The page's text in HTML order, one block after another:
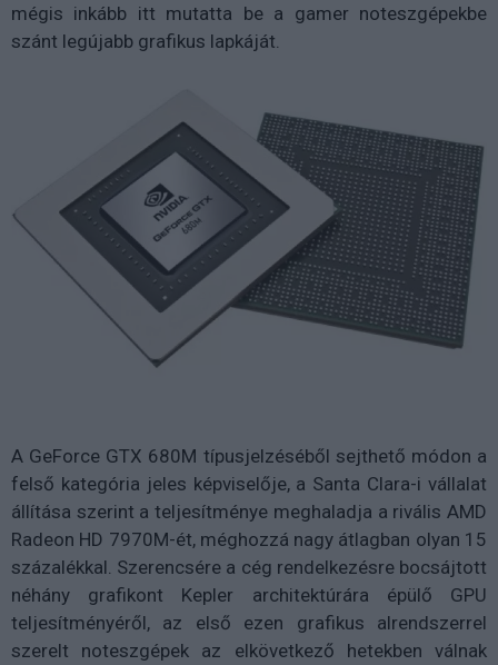
mégis inkább itt mutatta be a gamer noteszgépekbe
szánt legújabb grafikus lapkáját.
A GeForce GTX 680M típusjelzéséből sejthető módon a
felső kategória jeles képviselője, a Santa Clara-i vállalat
állítása szerint a teljesítménye meghaladja a rivális AMD
Radeon HD 7970M-ét, méghozzá nagy átlagban olyan 15
százalékkal. Szerencsére a cég rendelkezésre bocsájtott
néhány grafikont Kepler architektúrára épülő GPU
teljesítményéről, az első ezen grafikus alrendszerrel
szerelt noteszgépek az elkövetkező hetekben válnak